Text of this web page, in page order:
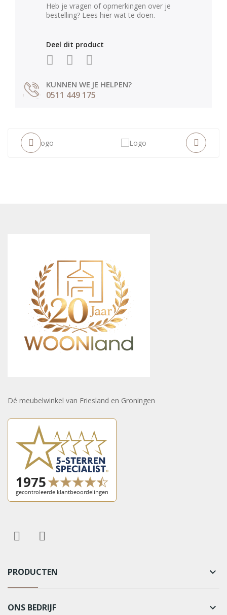
Heb je vragen of opmerkingen over je
bestelling? Lees hier wat te doen.
Deel dit product
KUNNEN WE JE HELPEN?
0511 449 175
Dé meubelwinkel van Friesland en Groningen
PRODUCTEN keyboard_arrow_down
ONS BEDRIJF keyboard_arrow_down